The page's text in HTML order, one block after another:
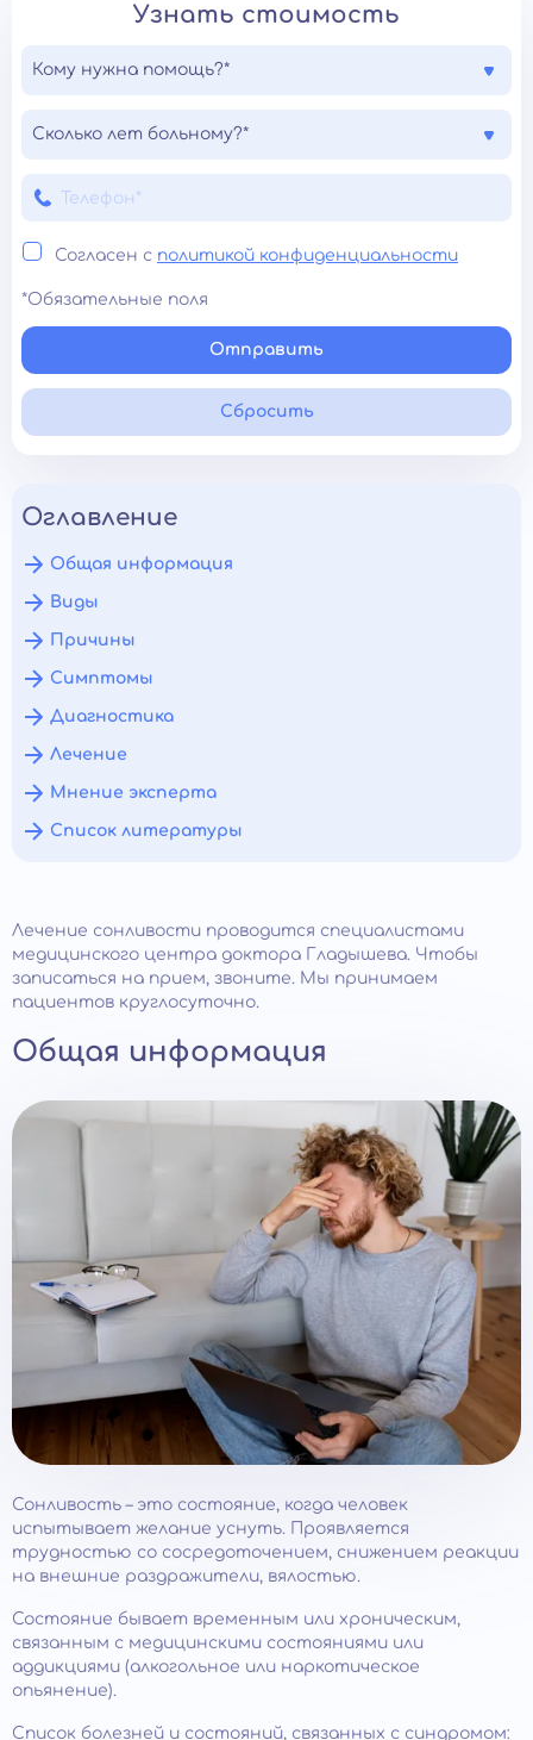
Узнать стоимость
Кому нужна помощь?*
Сколько лет больному?*
Согласен с политикой конфиденциальности
*Обязательные поля
Отправить
Сбросить
Оглавление
Общая информация
Виды
Причины
Симптомы
Диагностика
Лечение
Мнение эксперта
Список литературы
Лечение сонливости проводится специалистами
медицинского центра доктора Гладышева. Чтобы
записаться на прием, звоните. Мы принимаем
пациентов круглосуточно.
Общая информация
Сонливость – это состояние, когда человек
испытывает желание уснуть. Проявляется
трудностью со сосредоточением, снижением реакции
на внешние раздражители, вялостью.
Состояние бывает временным или хроническим,
связанным с медицинскими состояниями или
аддикциями (алкогольное или наркотическое
опьянение).
Список болезней и состояний, связанных с синдромом: